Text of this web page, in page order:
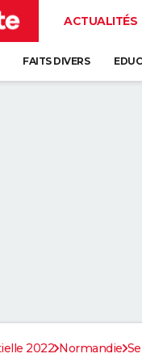
ACTUALITÉS
FAITS DIVERS
2022 Normandie